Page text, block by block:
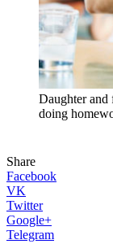
Daughter
doing
Share
Facebook
VK
Twitter
Google+
Telegram